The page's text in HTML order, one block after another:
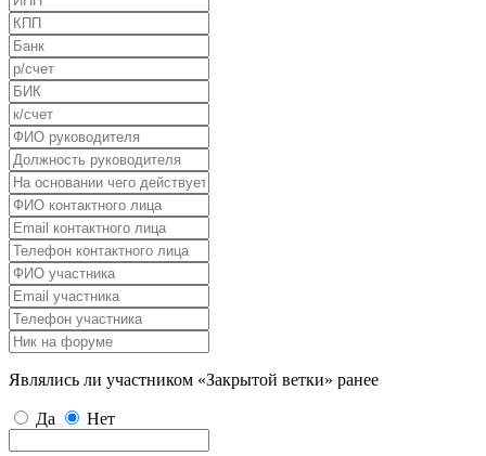
Являлись ли участником «Закрытой ветки» ранее
Да Нет